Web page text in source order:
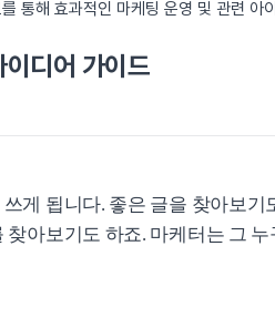
통해 효과적인 마케팅 운영 및 관련 아
디어 가이드
게 됩니다. 좋은 글을 찾아보기
아보기도 하죠. 마케터는 그